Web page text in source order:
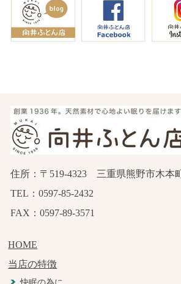
住所：〒519-4323 三重県熊野市木本
TEL：0597-85-2432
FAX：0597-89-3571
HOME
当店の特徴